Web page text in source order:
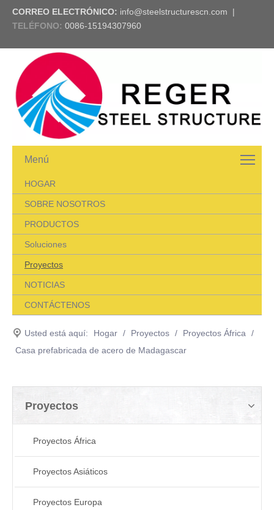
CORREO ELECTRÓNICO: info@steelstructurescn.com
|
TELÉFONO: 0086-15194307960
Menú
HOGAR
SOBRE NOSOTROS
PRODUCTOS
Soluciones
Proyectos
NOTICIAS
CONTÁCTENOS
Usted está aquí: Hogar / Proyectos / Proyectos África
/
Casa prefabricada de acero de Madagascar
Proyectos
Proyectos África
Proyectos Asiáticos
Proyectos Europa